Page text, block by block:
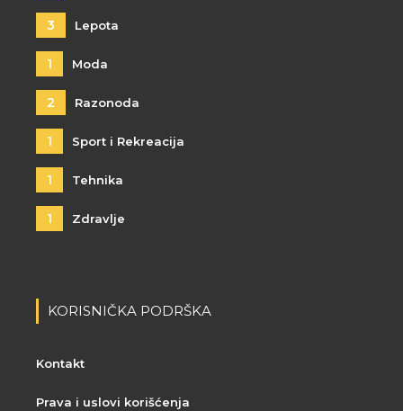
3 Lepota
1 Moda
2 Razonoda
1 Sport i Rekreacija
1 Tehnika
1 Zdravlje
KORISNIČKA PODRŠKA
Kontakt
Prava i uslovi korišćenja